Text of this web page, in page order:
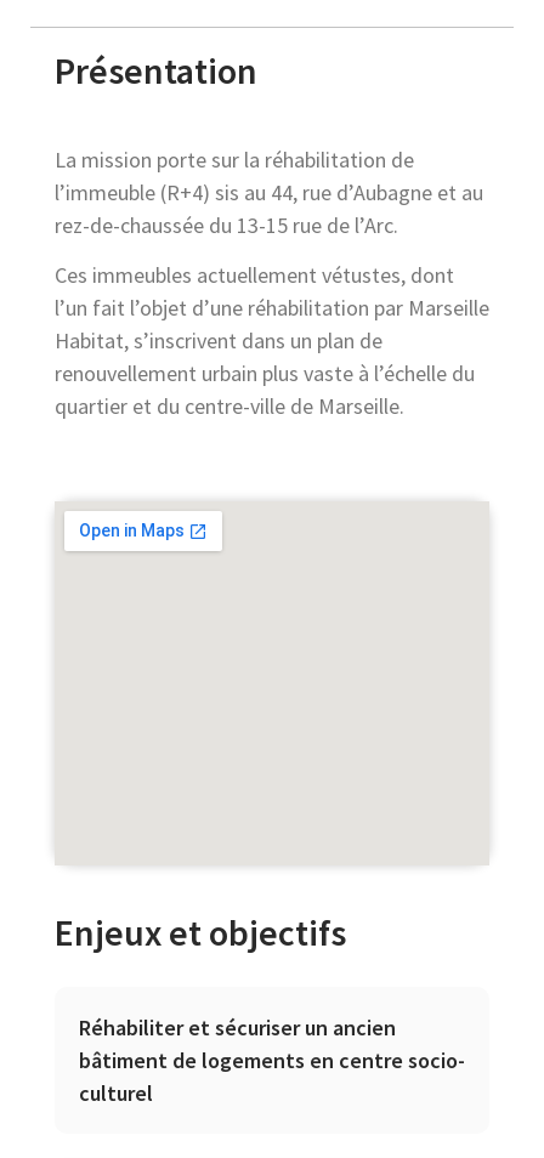
Présentation
La mission porte sur la réhabilitation de
l’immeuble (R+4) sis au 44, rue d’Aubagne et au
rez-de-chaussée du 13-15 rue de l’Arc.
Ces immeubles actuellement vétustes, dont
l’un fait l’objet d’une réhabilitation par Marseille
Habitat, s’inscrivent dans un plan de
renouvellement urbain plus vaste à l’échelle du
quartier et du centre-ville de Marseille.
Enjeux et objectifs
Réhabiliter et sécuriser un ancien
bâtiment de logements en centre socio-
culturel